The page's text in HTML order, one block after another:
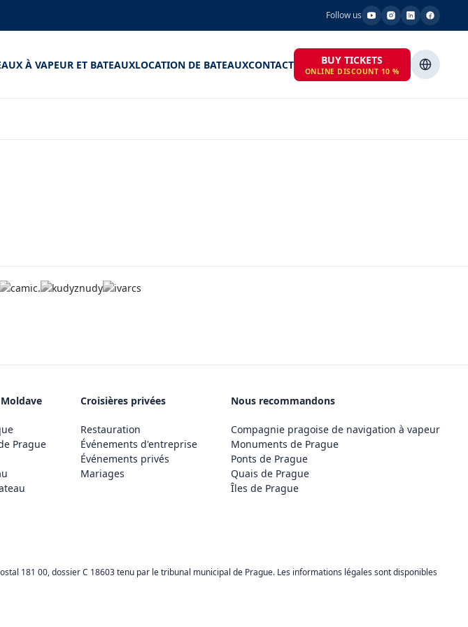
Follow us
À VAPEUR ET BATEAUXLOCATION DE BATEAUXCONTACT BUY TICKETS
ONLINE DISCOUNT 10 %
Prague
Croisières privées
Restauration
Événements d'entreprise
Événements privés
Mariages
Nous recommandons
Compagnie pragoise de navigation à vapeur
Monuments de Prague
Ponts de Prague
Quais de Prague
Îles de Prague
181 00, dossier C 18603 tenu par le tribunal municipal de Prague. Les informations légales sont disponibles